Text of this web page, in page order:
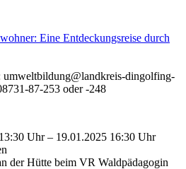
Eine Entdeckungsreise durch
umweltbildung@landkreis-dingolfing-
87-253 oder -248
Uhr– 19.01.2025 16:30 Uhr
der Hütte beim VR Waldpädagogin